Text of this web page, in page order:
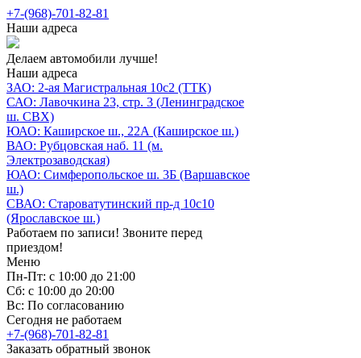
+7-(968)-701-82-81
Наши адреса
Делаем автомобили лучше!
Наши адреса
ЗАО: 2-ая Магистральная 10с2 (ТТК)
САО: Лавочкина 23, стр. 3 (Ленинградское
ш. СВХ)
ЮАО: Каширское ш., 22А (Каширское ш.)
ВАО: Рубцовская наб. 11 (м.
Электрозаводская)
ЮАО: Симферопольское ш. 3Б (Варшавское
ш.)
СВАО: Староватутинский пр-д 10с10
(Ярославское ш.)
Работаем по записи! Звоните перед
приездом!
Меню
Пн-Пт: с 10:00 до 21:00
Сб: с 10:00 до 20:00
Вс: По согласованию
Сегодня не работаем
+7-(968)-701-82-81
Заказать обратный звонок